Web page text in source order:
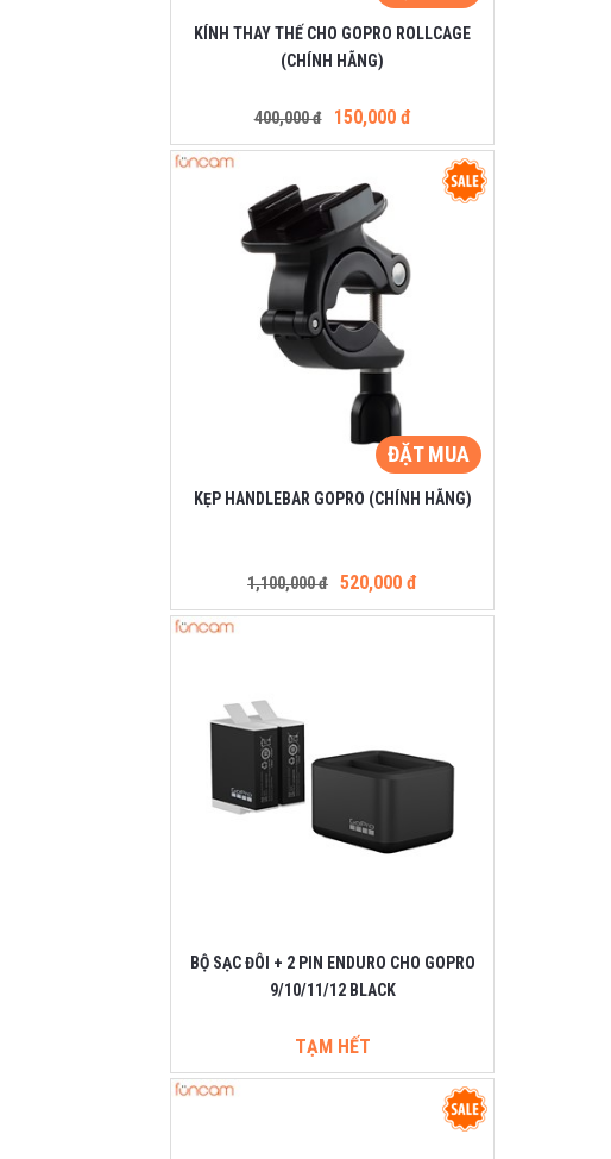
KÍNH THAY THẾ CHO GOPRO ROLLCAGE
(CHÍNH HÃNG)
400,000 đ 150,000 đ
ĐẶT MUA
KẸP HANDLEBAR GOPRO (CHÍNH HÃNG)
1,100,000 đ 520,000 đ
BỘ SẠC ĐÔI + 2 PIN ENDURO CHO GOPRO
9/10/11/12 BLACK
TẠM HẾT